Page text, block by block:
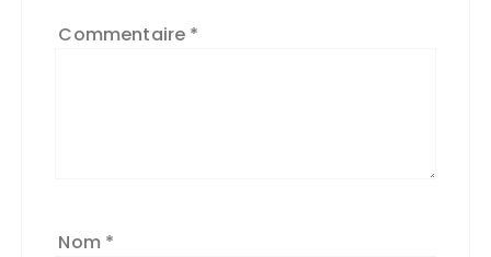
Commentaire *
Nom *